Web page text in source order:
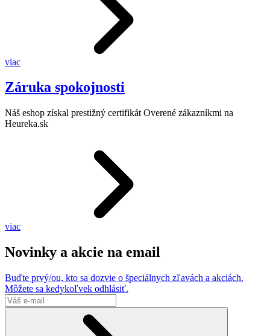
viac
Záruka spokojnosti
Náš eshop získal prestižný certifikát Overené zákazníkmi na
Heureka.sk
viac
Novinky a akcie na email
Buďte prvý/ou, kto sa dozvie o špeciálnych zľavách a akciách.
Môžete sa kedykoľvek odhlásiť.